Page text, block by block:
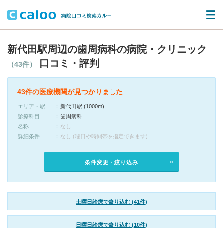
新代田駅周辺の歯周病科の病院・クリニック
（43件） 口コミ・評判
43件の医療機関が見つかりました
エリア・駅
新代田駅 (1000m)
診療科目
歯周病科
名称
なし
詳細条件
なし (曜日や時間帯を指定できます)
条件変更・絞り込み
土曜日診療で絞り込む (41件)
日曜日診療で絞り込む (10件)